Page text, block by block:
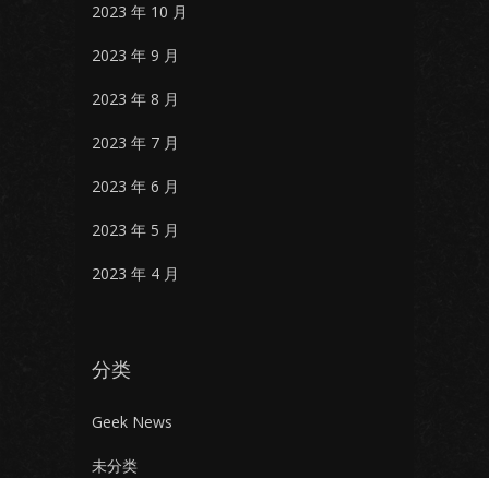
2023 年 10 月
2023 年 9 月
2023 年 8 月
2023 年 7 月
2023 年 6 月
2023 年 5 月
2023 年 4 月
分类
Geek News
未分类